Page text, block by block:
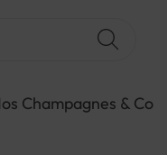
Champagnes & Co